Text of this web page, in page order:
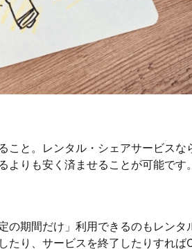
こと。レンタル・シェアサービスな
りも安く済ませることが可能です。
の期間だけ」利用できるのもレンタ
たり、サービスを終了したりすれば